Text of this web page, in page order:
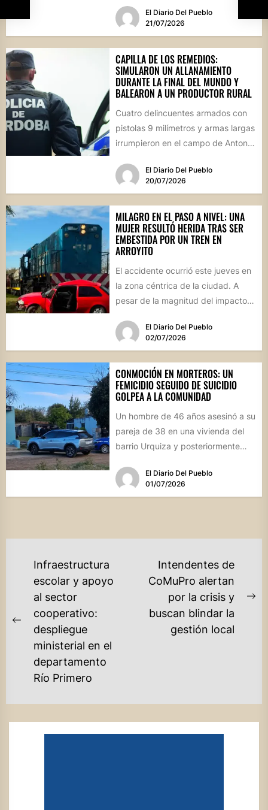
El Diario Del Pueblo
21/07/2026
CAPILLA DE LOS REMEDIOS:
SIMULARON UN ALLANAMIENTO
DURANTE LA FINAL DEL MUNDO Y
BALEARON A UN PRODUCTOR RURAL
Cuatro delincuentes armados con
pistolas 9 milímetros y armas largas
irrumpieron en el campo de Antonio
El Diario Del Pueblo
20/07/2026
MILAGRO EN EL PASO A NIVEL: UNA
MUJER RESULTÓ HERIDA TRAS SER
EMBESTIDA POR UN TREN EN
ARROYITO
El accidente ocurrió este jueves en
la zona céntrica de la ciudad. A
pesar de la magnitud del impacto,
El Diario Del Pueblo
02/07/2026
CONMOCIÓN EN MORTEROS: UN
FEMICIDIO SEGUIDO DE SUICIDIO
GOLPEA A LA COMUNIDAD
Un hombre de 46 años asesinó a su
pareja de 38 en una vivienda del
barrio Urquiza y posteriormente
El Diario Del Pueblo
01/07/2026
NAVEGACIÓN
ENTRADAS
Previous
post:
Infraestructura
escolar y apoyo
al sector
cooperativo:
despliegue
ministerial en el
departamento
Río Primero
Intendentes de
CoMuPro alertan
por la crisis y
buscan blindar la
gestión local